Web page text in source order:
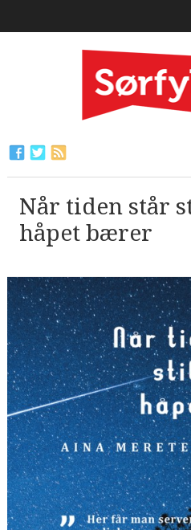
Når tiden står
håpet bærer